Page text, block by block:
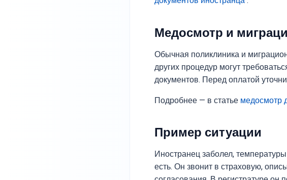
Медосмотр и
Обычная поликлиника и
других процедур могут
документов. Перед оплатой
Подробнее — в статье медосмотр
Пример ситуации
Иностранец заболел,
есть. Он звонит в страховую,